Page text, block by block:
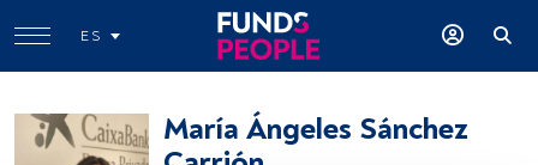
ES
María Ángeles Sánchez